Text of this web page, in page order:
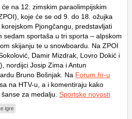
će na 12. zimskim paraolimpijskim
koje će se od 9. do 18. ožujka
Pjongčangu, predstavljati
sedam sportaša u tri sporta – alpskom
skijanju te u snowboardu. Na ZPOI
Damir Mizdrak, Lovro Dokić i
nordijci Josip Zima i Antun
Bruno Bošnjak. Na Forum.hr-u
na HTV-u, a i komentiraju kako
za medalju. Sportske novosti
igre